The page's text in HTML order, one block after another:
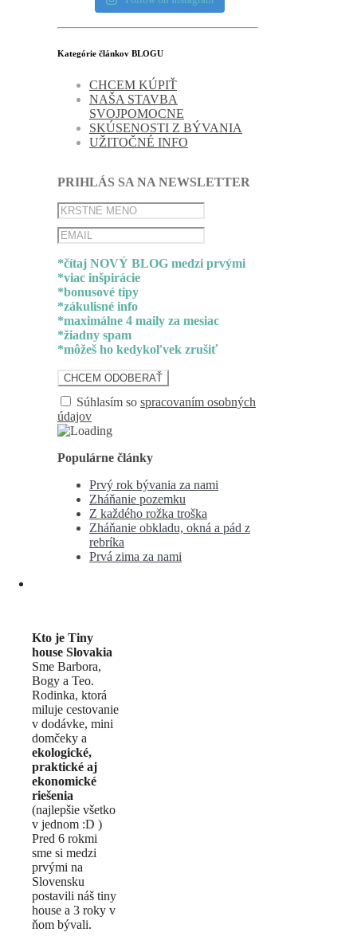
Kategórie článkov BLOGU
CHCEM KÚPIŤ
NAŠA STAVBA
SVOJPOMOCNE
SKÚSENOSTI Z BÝVANIA
UŽITOČNÉ INFO
PRIHLÁS SA NA NEWSLETTER
*čítaj NOVÝ BLOG medzi prvými
*viac inšpirácie
*bonusové tipy
*zákulisné info
*maximálne 4 maily za mesiac
*žiadny spam
*môžeš ho kedykoľvek zrušiť
Súhlasím so spracovaním osobných
údajov
Populárne články
Prvý rok bývania za nami
Zháňanie pozemku
Z každého rožka troška
Zháňanie obkladu, okná a pád z
rebríka
Prvá zima za nami
Kto je Tiny
house Slovakia
Sme Barbora,
Bogy a Teo.
Rodinka, ktorá
miluje cestovanie
v dodávke, mini
domčeky a
ekologické,
praktické aj
ekonomické
riešenia
(najlepšie všetko
v jednom :D )
Pred 6 rokmi
sme si medzi
prvými na
Slovensku
postavili náš tiny
house a 3 roky v
ňom bývali.